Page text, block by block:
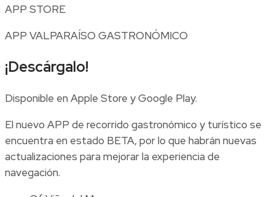
APP STORE
APP VALPARAÍSO GASTRONÓMICO
¡Descárgalo!
Disponible en Apple Store y Google Play.
El nuevo APP de recorrido gastronómico y turístico se
encuentra en estado BETA, por lo que habrán nuevas
actualizaciones para mejorar la experiencia de
navegación.